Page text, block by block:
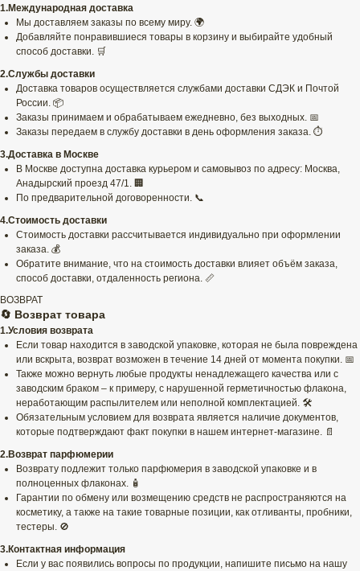
1.Международная доставка
Мы доставляем заказы по всему миру. 🌍
Добавляйте понравившиеся товары в корзину и выбирайте удобный
способ доставки. 🛒
2.Службы доставки
Доставка товаров осуществляется службами доставки СДЭК и Почтой
России. 📦
Заказы принимаем и обрабатываем ежедневно, без выходных. 📅
Заказы передаем в службу доставки в день оформления заказа. ⏱️
3.Доставка в Москве
В Москве доступна доставка курьером и самовывоз по адресу: Москва,
Анадырский проезд 47/1. 🏢
По предварительной договоренности. 📞
4.Стоимость доставки
Стоимость доставки рассчитывается индивидуально при оформлении
заказа. 💰
Обратите внимание, что на стоимость доставки влияет объём заказа,
способ доставки, отдаленность региона. 📏
ВОЗВРАТ
🔄 Возврат товара
1.Условия возврата
Если товар находится в заводской упаковке, которая не была повреждена
или вскрыта, возврат возможен в течение 14 дней от момента покупки. 📅
Также можно вернуть любые продукты ненадлежащего качества или с
заводским браком – к примеру, с нарушенной герметичностью флакона,
неработающим распылителем или неполной комплектацией. 🛠️
Обязательным условием для возврата является наличие документов,
которые подтверждают факт покупки в нашем интернет-магазине. 📄
2.Возврат парфюмерии
Возврату подлежит только парфюмерия в заводской упаковке и в
полноценных флаконах. 🧴
Гарантии по обмену или возмещению средств не распространяются на
косметику, а также на такие товарные позиции, как отливанты, пробники,
тестеры. 🚫
3.Контактная информация
Если у вас появились вопросы по продукции, напишите письмо на нашу